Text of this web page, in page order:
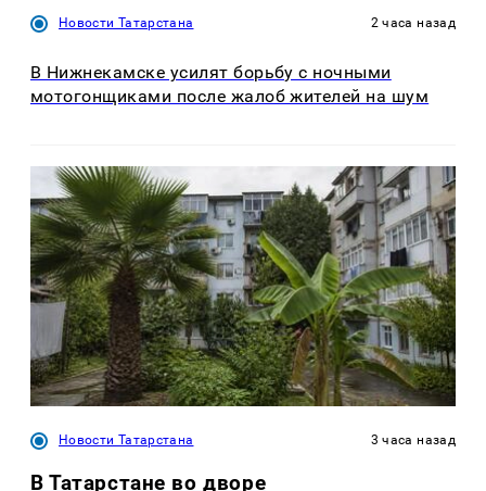
Новости Татарстана 2 часа назад
В Нижнекамске усилят борьбу с ночными
мотогонщиками после жалоб жителей на шум
Новости Татарстана 3 часа назад
В Татарстане во дворе